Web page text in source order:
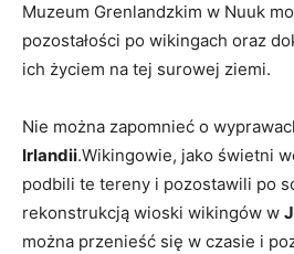
Muzeum Grenlandzkim w Nuuk
pozostałości po wikingach oraz
ich życiem na tej surowej ziemi.
Nie można zapomnieć o
Irlandii.Wikingowie, jako świetni
podbili te tereny i pozostawili po
rekonstrukcją wioski wikingów w
można przenieść się w czasie i